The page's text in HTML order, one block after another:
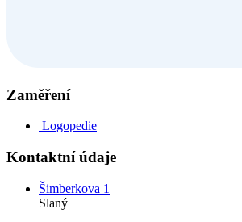
Zaměření
Logopedie
Kontaktní údaje
Šimberkova 1
Slaný